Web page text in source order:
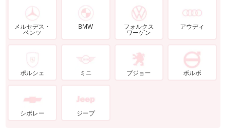
メルセデス・
ベンツ
BMW
フォルクス
ワーゲン
アウディ
ポルシェ ミニ プジョー ボルボ
シボレー ジープ